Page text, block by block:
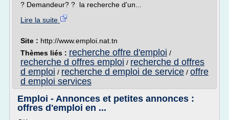
? Demandeur? ? la recherche d'un...
Lire la suite
Site : http://www.emploi.nat.tn
Thèmes liés : recherche offre d'emploi /
recherche d offres emploi / recherche d offres
d emploi / recherche d emploi de service / offre
d emploi services
Emploi - Annonces et petites annonces :
offres d'emploi en ...